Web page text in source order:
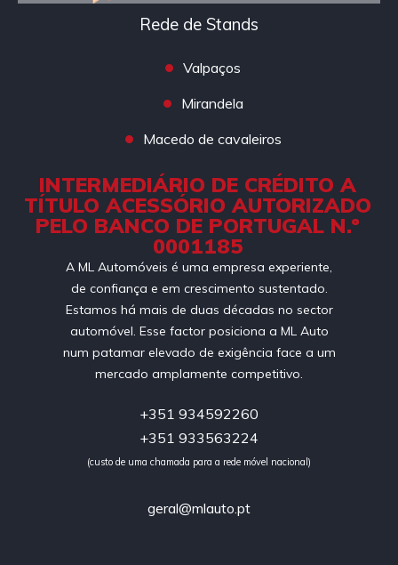
Rede de Stands
Valpaços
Mirandela
Macedo de cavaleiros
INTERMEDIÁRIO DE CRÉDITO A
TÍTULO ACESSÓRIO AUTORIZADO
PELO BANCO DE PORTUGAL N.º
0001185
A ML Automóveis é uma empresa experiente,
de confiança e em crescimento sustentado.
Estamos há mais de duas décadas no sector
automóvel. Esse factor posiciona a ML Auto
num patamar elevado de exigência face a um
mercado amplamente competitivo.
+351 934592260
+351 933563224
(custo de uma chamada para a rede móvel nacional)
geral@mlauto.pt